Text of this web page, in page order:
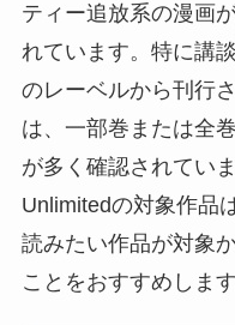
ティー追放系の漫画
れています。特に講
のレーベルから刊行
は、一部巻または全
が多く確認されてい
Unlimitedの対象作品
読みたい作品が対象
ことをおすすめします